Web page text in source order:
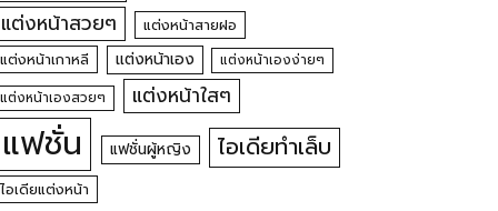
แต่งหน้าสวยๆ
แต่งหน้าสายฝอ
แต่งหน้าเกาหลี
แต่งหน้าเอง
แต่งหน้าเองง่ายๆ
แต่งหน้าเองสวยๆ
แต่งหน้าใสๆ
แฟชั่น แฟชั่นผู้หญิง ไอเดียทำเล็บ
ไอเดียแต่งหน้า